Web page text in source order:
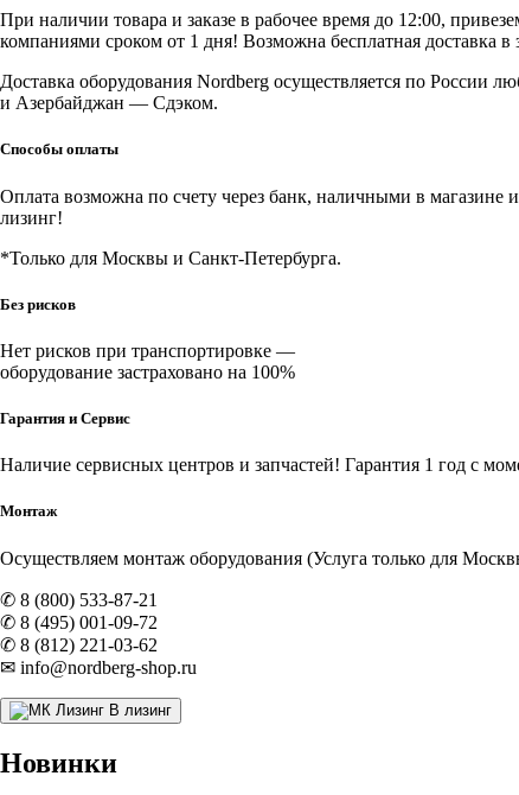
масла
пневматическая,
л
При наличии товара и заказе в рабочее время до 12:00,
компаниями сроком от 1 дня! Возможна бесплатная доставка в
Доставка оборудования Nordberg осуществляется по России
и Азербайджан — Сдэком.
Способы оплаты
Оплата возможна по счету через банк, наличными в магазине
лизинг!
*Только для Москвы и Санкт-Петербурга.
Без рисков
Нет рисков при транспортировке —
оборудование застраховано на 100%
Гарантия и Сервис
Наличие сервисных центров и запчастей! Гарантия 1 год с
Монтаж
Осуществляем монтаж оборудования (Услуга только для
✆ 8 (800) 533-87-21
✆ 8 (495) 001-09-72
✆ 8 (812) 221-03-62
✉ info@nordberg-shop.ru
В лизинг
Новинки